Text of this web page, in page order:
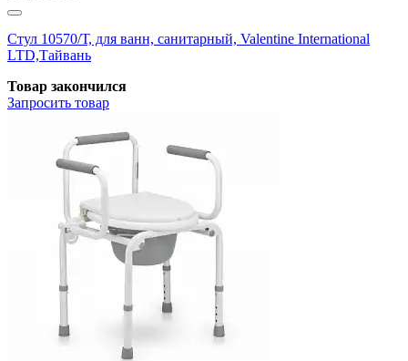
Стул 10570/Т, для ванн, санитарный, Valentine International
LTD,Тайвань
Товар закончился
Запросить товар